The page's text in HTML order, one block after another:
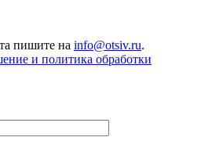
пишите на info@otsiv.ru.
и политика обработки